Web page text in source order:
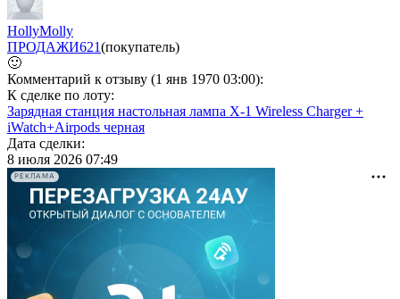
HollyMolly
ПРОДАЖИ621(покупатель)
🙂
Комментарий к отзыву (1 янв 1970 03:00):
К сделке по лоту:
Зарядная станция настольная лампа X-1 Wireless Charger +
iWatch+Airpods черная
Дата сделки:
8 июля 2026 07:49
РЕКЛАМА